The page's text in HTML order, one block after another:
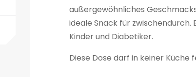
außergewöhnliches
ideale Snack für
Kinder und Diabetiker.
Diese Dose darf in keiner Küche